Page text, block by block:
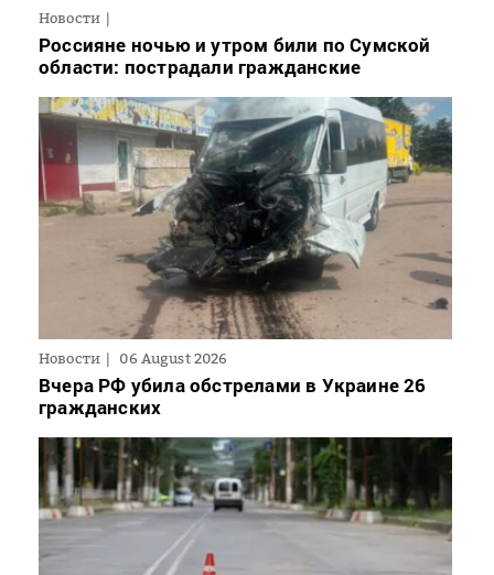
Новости
Россияне ночью и утром били по Сумской
области: пострадали гражданские
Новости 06 August 2026
Вчера РФ убила обстрелами в Украине 26
гражданских